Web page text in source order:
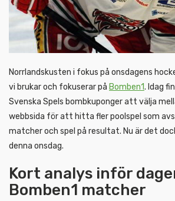
Norrlandskusten i fokus på onsdagens
vi brukar och fokuserar på Bomben1. Idag
Svenska Spels bombkuponger att välja
webbsida för att hitta fler poolspel som
matcher och spel på resultat. Nu är det
denna onsdag.
Kort analys inför
Bomben1 matcher